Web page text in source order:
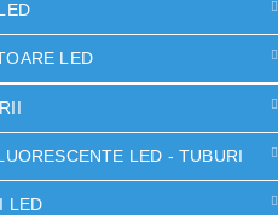
LED
LED - TUBURI
LED